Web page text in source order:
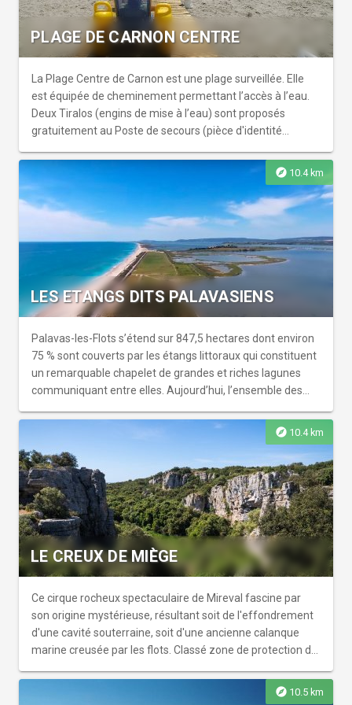
PLAGE DE CARNON CENTRE
La Plage Centre de Carnon est une plage surveillée. Elle
est équipée de cheminement permettant l’accès à l’eau.
Deux Tiralos (engins de mise à l’eau) sont proposés
gratuitement au Poste de secours (pièce d'identité
Handicap pour les handicaps auditif, mental et visuel. Un
dispositif audio plage est installé en saison permettant au
public déficient visuel de se baigner en toute autonomie et
de façon sécurisée. S'adresser au poste de secours pour
sonore est installée à l'entrée de la plage. Poste de
secours avec toilettes. Pédiluve à l'entrée de la plage. 2
places de parking adaptées à l'entrée de la plage.
explore 10.4 km
LES ETANGS DITS PALAVASIENS
Palavas-les-Flots s’étend sur 847,5 hectares dont environ
75 % sont couverts par les étangs littoraux qui constituent
un remarquable chapelet de grandes et riches lagunes
communiquant entre elles. Aujourd’hui, l’ensemble des
zone Natura 2000 (habitats naturels et espèces animales
et végétales d’intérêt communautaire), labellisé Ramsar
(zone humide d’importance internationale).
explore 10.4 km
LE CREUX DE MIÈGE
Ce cirque rocheux spectaculaire de Mireval fascine par
son origine mystérieuse, résultant soit de l'effondrement
d'une cavité souterraine, soit d'une ancienne calanque
marine creusée par les flots. Classé zone de protection de
saisissant composé de hautes corniches calcaires, d'une
mare alimentée par une source karstique, de garrigues
explore 10.5 km